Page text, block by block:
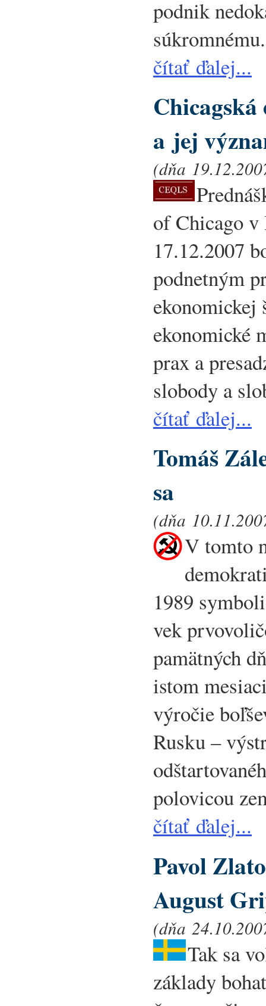
podnik
čítať ďalej...
a jej
(dňa
of Chicago v
17.12.2007
podnetným
ekonomickej
ekonomické
prax a
slobody a
čítať ďalej...
Tomáš
sa
(dňa
V tomto
1989
vek
pamätných
istom
výročie
Rusku –
polovicou
čítať ďalej...
Pavol
August
(dňa
Tak sa
základy